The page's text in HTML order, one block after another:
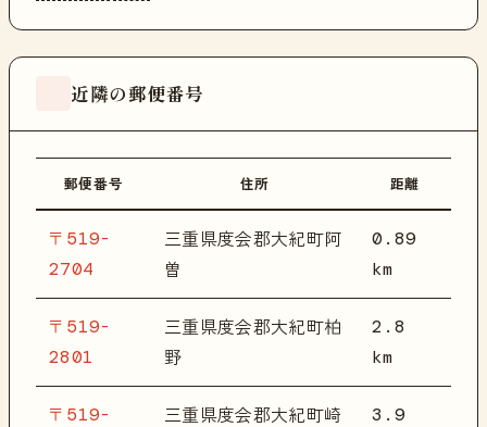
近隣の郵便番号
郵便番号 住所 距離
〒519-
2704
三重県度会郡大紀町阿
曽
0.89
km
〒519-
2801
三重県度会郡大紀町柏
野
2.8
km
〒519- 三重県度会郡大紀町崎 3.9